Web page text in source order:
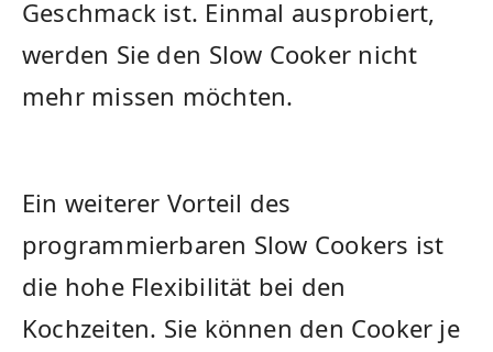
Geschmack ist. Einmal ausprobiert,
werden Sie den⁤ Slow Cooker ⁢nicht⁤
mehr missen möchten.
Ein weiterer Vorteil des
programmierbaren Slow Cookers ist
die hohe Flexibilität bei den⁢
Kochzeiten. Sie können den ​Cooker je